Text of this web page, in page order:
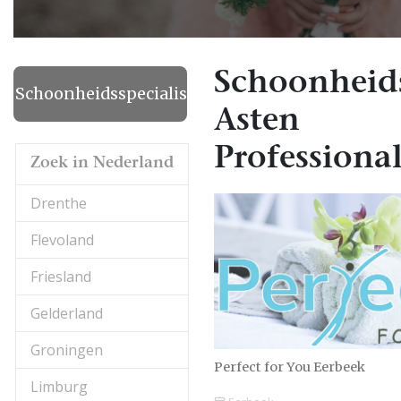
Schoonheidsspecialiste
Zoek in Nederland
Drenthe
Flevoland
Friesland
Gelderland
Groningen
Limburg
Asten
Perfect for You Eerbeek